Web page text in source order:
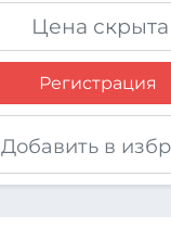
Цена скрыта
Регистрация
Добавить в